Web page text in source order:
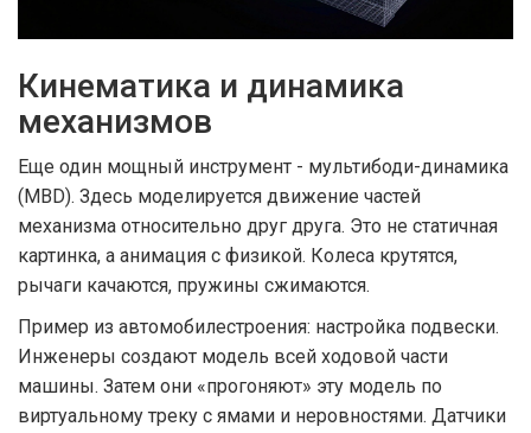
Кинематика и динамика
механизмов
Еще один мощный инструмент - мультибоди-динамика
(MBD). Здесь моделируется движение частей
механизма относительно друг друга. Это не статичная
картинка, а анимация с физикой. Колеса крутятся,
рычаги качаются, пружины сжимаются.
Пример из автомобилестроения: настройка подвески.
Инженеры создают модель всей ходовой части
машины. Затем они «прогоняют» эту модель по
виртуальному треку с ямами и неровностями. Датчики